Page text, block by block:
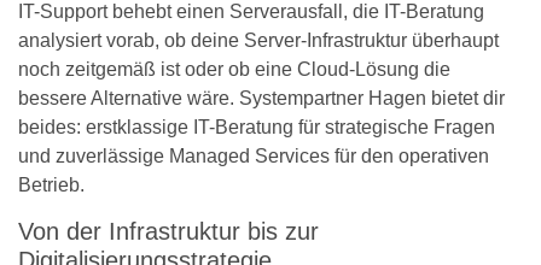
IT-Support behebt einen Serverausfall, die IT-Beratung
analysiert vorab, ob deine Server-Infrastruktur überhaupt
noch zeitgemäß ist oder ob eine Cloud-Lösung die
bessere Alternative wäre. Systempartner Hagen bietet dir
beides: erstklassige IT-Beratung für strategische Fragen
und zuverlässige Managed Services für den operativen
Betrieb.
Von der Infrastruktur bis zur